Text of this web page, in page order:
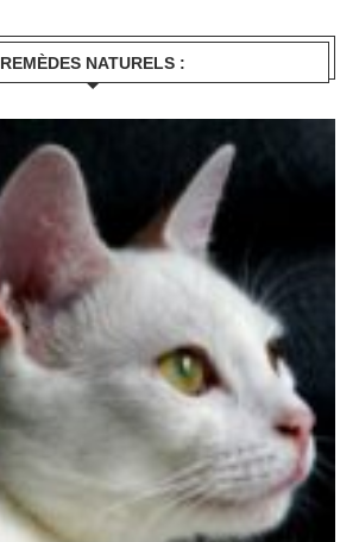
REMÈDES NATURELS :